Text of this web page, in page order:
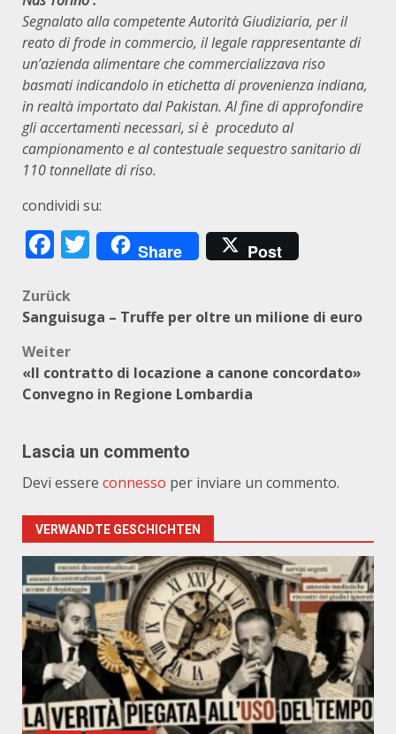
Segnalato alla competente Autorità Giudiziaria, per il
reato di frode in commercio, il legale rappresentante di
un’azienda alimentare che commercializzava riso
basmati indicandolo in etichetta di provenienza indiana,
in realtà importato dal Pakistan. Al fine di approfondire
gli accertamenti necessari, si è proceduto al
campionamento e al contestuale sequestro sanitario di
110 tonnellate di riso.
condividi su:
Facebook
Twitter
Share Post
Beitragsnavigation
Zurück
Sanguisuga – Truffe per oltre un milione di euro
Weiter
«Il contratto di locazione a canone concordato»
Convegno in Regione Lombardia
Lascia un commento
Devi essere connesso per inviare un commento.
VERWANDTE GESCHICHTEN